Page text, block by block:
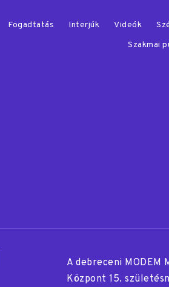
Fogadtatás Interjúk Videók
Szakmai
A debreceni MODEM
Központ 15.